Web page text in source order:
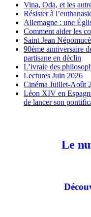
Vina, Oda, et les
Résister à
Allemagne : une
Comment aider les
Saint Jean
90ème anniversaire
partisane en déclin
L’ivraie des
Lectures Juin 2026
Cinéma Juillet-Août
Léon XIV en
de lancer son
Le